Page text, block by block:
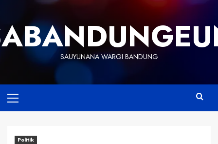
content
SAUYUNANA WARGI BANDUNG
Menu
Politik